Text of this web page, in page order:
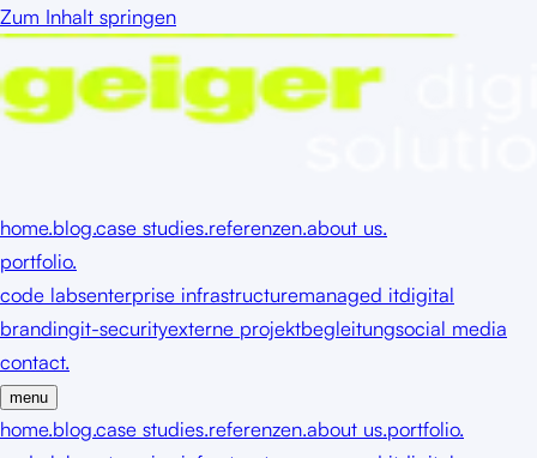
Zum Inhalt springen
home.blog.case studies.referenzen.about us.
portfolio.
code labsenterprise infrastructuremanaged itdigital
brandingit-securityexterne projektbegleitungsocial media
contact.
menu
home.blog.case studies.referenzen.about us.portfolio.